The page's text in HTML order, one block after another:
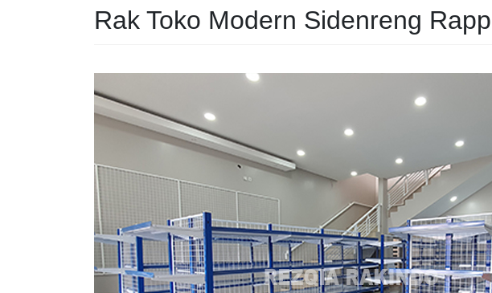
Rak Toko Modern Sidenreng